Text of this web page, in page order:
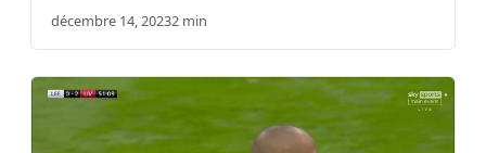
décembre 14, 20232 min